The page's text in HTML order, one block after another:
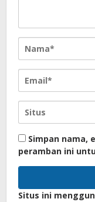
Simpan nama,
peramban ini
Situs ini